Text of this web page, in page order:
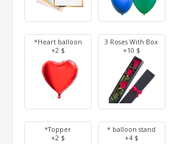
*Heart balloon
+2 $
3 Roses With Box
+10 $
*Topper
+2 $
* balloon stand
+4 $